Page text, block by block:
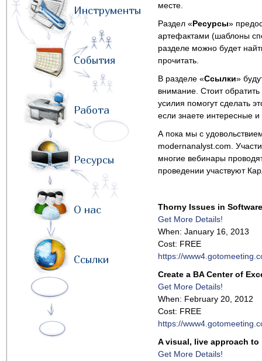
Инструменты
События
Работа
Ресурсы
О нас
Ссылки
месте.
Раздел «Ресурсы»
артефактами (шаблоны
разделе можно будет
прочитать.
В разделе «Ссылки»
внимание. Стоит
усилия помогут сделать
если знаете интересные
А пока мы с
modernanalyst.com.
многие вебинары
проведении участвуют
Thorny Issues in
Get More Details!
When: January 16, 2013
Cost: FREE
https://
Create a BA Center of
Get More Details!
When: February 20, 2012
Cost: FREE
https://
A visual, live approach
Get More Details!